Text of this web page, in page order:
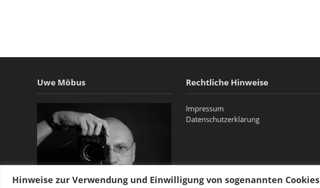
Hinweise zur Verwendung und Einwilligung von sogenannten Cookies
Uwe Möbus Rechtliche Hinweise
Impressum
Datenschutzerklärung